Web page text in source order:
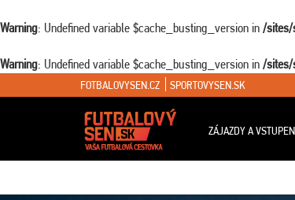
Warning: Undefined variable $cache_busting_version in /sites/
Warning: Undefined variable $cache_busting_version in /sites/
FOTBALOVYSEN.CZ SPORTOVYSEN.SK
ZÁJAZDY A
: Attempt to read property "ID" on false in/sites/